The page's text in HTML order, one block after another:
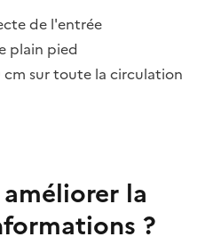
de l'entrée
plain pied
cm sur toute la circulation
la
?